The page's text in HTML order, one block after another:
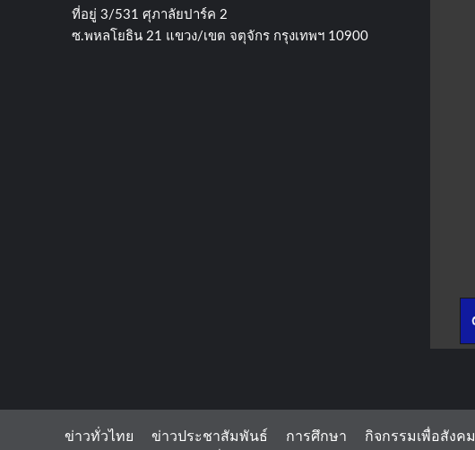
ที่อยู่​ 3/531​ ศุภาลัยปาร์ค​ 2
ซ.พหลโยธิน​ 21​ แขวง/เขต​ จตุจักร​ กรุงเทพฯ 10900
ข่าวทั่วไทย ข่าวประชาสัมพันธ์ การศึกษา กิจกรรมเพื่อสังคม